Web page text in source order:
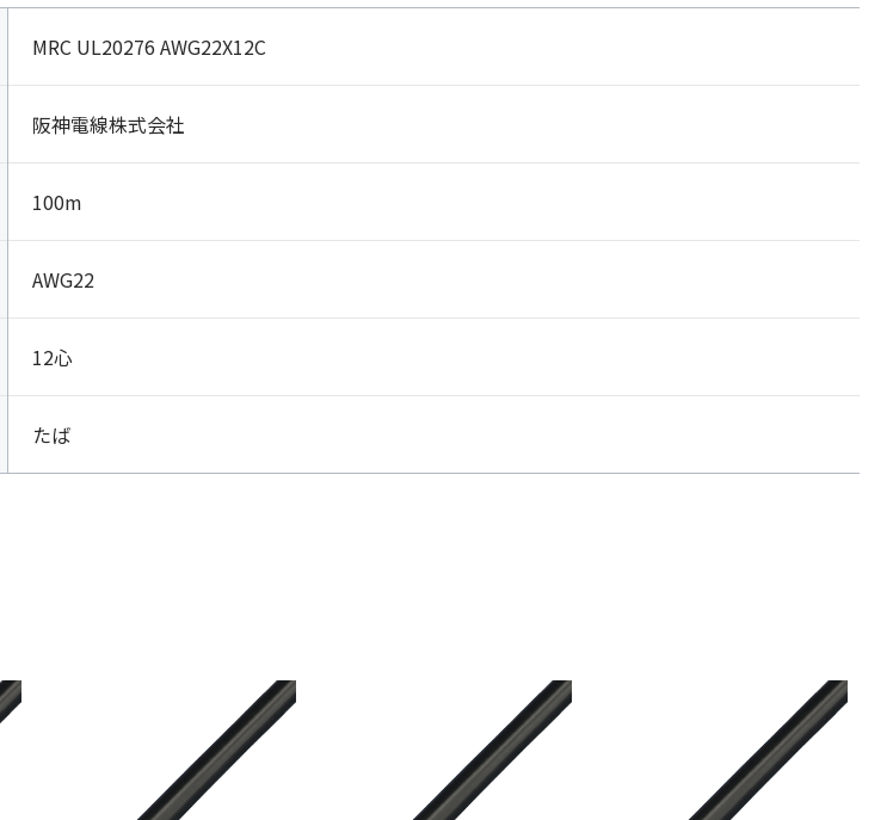
MRC UL20276 AWG22X12C
阪神電線株式会社
100m
AWG22
12心
たば